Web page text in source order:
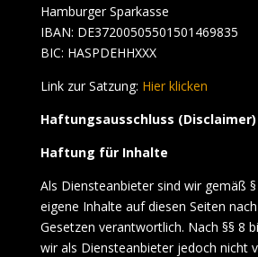
Hamburger Sparkasse
IBAN: DE37200505501501469835
BIC: HASPDEHHXXX
Link zur Satzung: Hier klicken
Haftungsausschluss (Disclaimer)
Haftung für Inhalte
Als Diensteanbieter sind wir gemäß
eigene Inhalte auf diesen Seiten
Gesetzen verantwortlich. Nach §§ 8
wir als Diensteanbieter jedoch nicht